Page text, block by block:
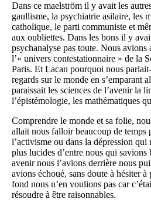
Dans ce maelström il y avait les
gaullisme, la psychiatrie asilaire, les
catholique, le parti communiste et
aux oubliettes. Dans les bons il y
psychanalyse pas toute. Nous avions
l’« univers contestationnaire » de la
Paris. Et Lacan pourquoi nous
regards sur le monde en s’emparant
paraissait les sciences de l’avenir la
l’épistémologie, les mathématiques
Comprendre le monde et sa folie,
allait nous falloir beaucoup de temps
l’activisme ou dans la dépression
plus lucides d’entre nous qui
avenir nous l’avions derrière nous
avions échoué, sans doute à hésiter
fond nous n’en voulions pas car
résoudre à être raisonnables.